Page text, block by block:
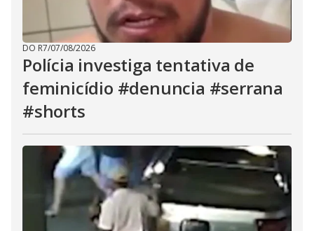
DO R7/07/08/2026
Polícia investiga tentativa de
feminicídio #denuncia #serrana
#shorts